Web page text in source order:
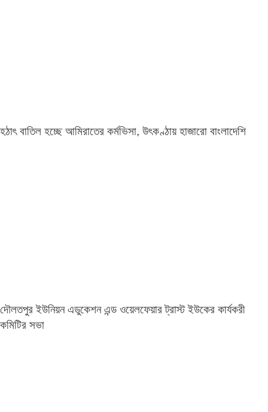
হঠাৎ বাতিল হচ্ছে আমিরাতের কর্মভিসা, উৎকণ্ঠায় হাজারো বাংলাদেশি
দৌলতপুর ইউনিয়ন এডুকেশন এন্ড ওয়েলফেয়ার ট্রাস্ট ইউকের কার্যকরী
কমিটির সভা